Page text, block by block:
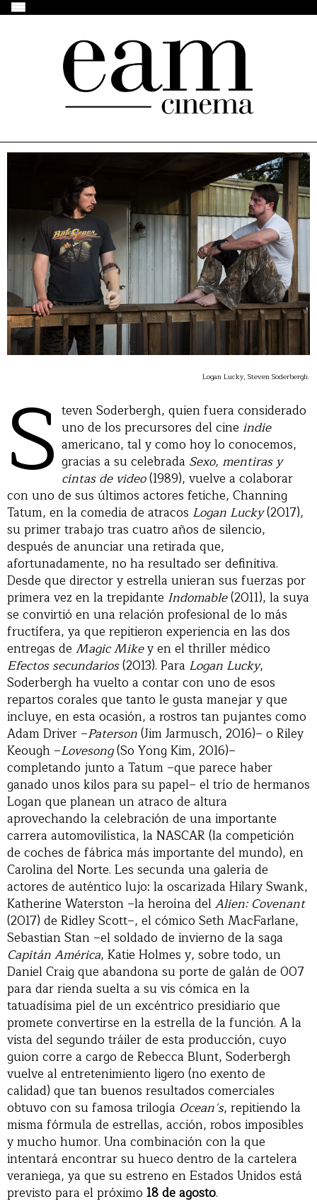
Logan Lucky, Steven Soderbergh.
S teven Soderbergh, quien fuera considerado
uno de los precursores del cine indie
americano, tal y como hoy lo conocemos,
gracias a su celebrada Sexo, mentiras y
cintas de video(1989), vuelve a colaborar
con uno de sus últimos actores fetiche, Channing
Tatum, en la comedia de atracos Logan Lucky(2017),
su primer trabajo tras cuatro años de silencio,
después de anunciar una retirada que,
afortunadamente, no ha resultado ser definitiva.
Desde que director y estrella unieran sus fuerzas por
primera vez en la trepidante Indomable(2011), la suya
se convirtió en una relación profesional de lo más
fructífera, ya que repitieron experiencia en las dos
entregas de Magic Mikey en el thriller médico
Efectos secundarios(2013). Para Logan Lucky,
Soderbergh ha vuelto a contar con uno de esos
repartos corales que tanto le gusta manejar y que
incluye, en esta ocasión, a rostros tan pujantes como
Adam Driver –Paterson(Jim Jarmusch, 2016)– o Riley
Keough –Lovesong(So Yong Kim, 2016)–
completando junto a Tatum –que parece haber
ganado unos kilos para su papel– el trío de hermanos
Logan que planean un atraco de altura
aprovechando la celebración de una importante
carrera automovilística, la NASCAR (la competición
de coches de fábrica más importante del mundo), en
Carolina del Norte. Les secunda una galería de
actores de auténtico lujo: la oscarizada Hilary Swank,
Katherine Waterston –la heroína delAlien: Covenant
(2017) de Ridley Scott–, el cómico Seth MacFarlane,
Sebastian Stan –el soldado de invierno de la saga
Capitán América, Katie Holmes y, sobre todo, un
Daniel Craig que abandona su porte de galán de 007
para dar rienda suelta a su vis cómica en la
tatuadísima piel de un excéntrico presidiario que
promete convertirse en la estrella de la función. A la
vista del segundo tráiler de esta producción, cuyo
guion corre a cargo de Rebecca Blunt, Soderbergh
vuelve al entretenimiento ligero (no exento de
calidad) que tan buenos resultados comerciales
obtuvo con su famosa trilogía Ocean´s, repitiendo la
misma fórmula de estrellas, acción, robos imposibles
y mucho humor. Una combinación con la que
intentará encontrar su hueco dentro de la cartelera
veraniega, ya que su estreno en Estados Unidos está
previsto para el próximo 18 de agosto.